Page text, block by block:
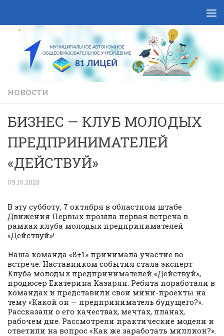
НОВОСТИ
БИЗНЕС — КЛУБ МОЛОДЫХ
ПРЕДПРИНИМАТЕЛЕЙ
«ДЕЙСТВУЙ»
09.10.2023
В эту субботу, 7 октября в областном штабе
Движения Первых прошла первая встреча в
рамках клуба молодых предпринимателей
«Действуй»!
Наша команда «8+1» принимала участие во
встрече. Наставником события стала эксперт
Клуба молодых предпринимателей «Действуй»,
продюсер Екатерина Казарян. Ребята поработали в
командах и представили свои мини-проекты на
тему «Какой он — предприниматель будущего?».
Рассказали о его качествах, мечтах, планах,
рабочем дне. Рассмотрели практические модели и
ответили на вопрос «Как же заработать миллион?».